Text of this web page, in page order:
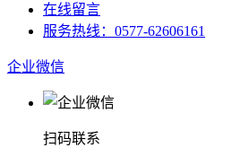
在线留言
服务热线：0577-62606161
企业微信
扫码联系